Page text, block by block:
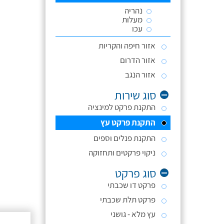
נהריה
מעלות
עכו
אזור חיפה והקריות
אזור הדרום
אזור הנגב
סוג שירות
התקנת פרקט למינציה
התקנת פרקט עץ
התקנת פנלים וספים
ניקוי פרקטים ותחזוקה
סוג פרקט
פרקט דו שכבתי
פרקט תלת שכבתי
עץ מלא - גושני